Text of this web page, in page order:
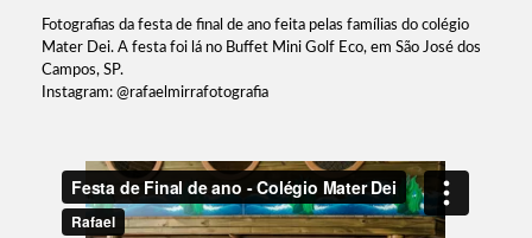
Fotografias da festa de final de ano feita pelas famílias do colégio
Mater Dei. A festa foi lá no Buffet Mini Golf Eco, em São José dos
Campos, SP.
Instagram: @rafaelmirrafotografia